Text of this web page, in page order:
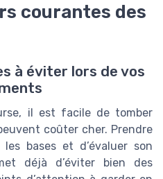
courantes des
à éviter lors de vos
il est facile de tomber
coûter cher. Prendre
bases et d’évaluer son
déjà d’éviter bien des